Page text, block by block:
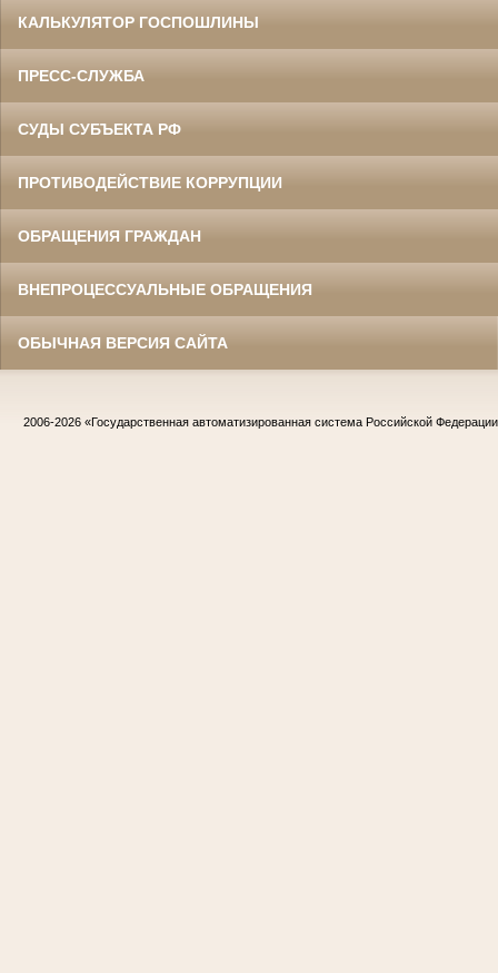
КАЛЬКУЛЯТОР ГОСПОШЛИНЫ
ПРЕСС-СЛУЖБА
СУДЫ СУБЪЕКТА РФ
ПРОТИВОДЕЙСТВИЕ КОРРУПЦИИ
ОБРАЩЕНИЯ ГРАЖДАН
ВНЕПРОЦЕССУАЛЬНЫЕ ОБРАЩЕНИЯ
ОБЫЧНАЯ ВЕРСИЯ САЙТА
2006-2026 «Государственная автоматизированная система Российской